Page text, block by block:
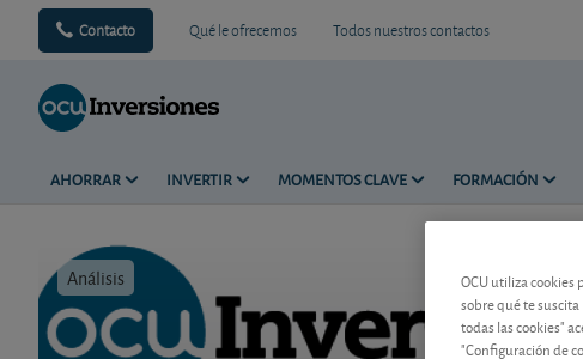
Contacto Qué le ofrecemos Todos nuestros contactos
AHORRAR INVERTIR MOMENTOS CLAVE FORMACIÓN
Análisis Tiempo de
OCU utiliza
sobre qué te
todas las cookies"
"Configuración de